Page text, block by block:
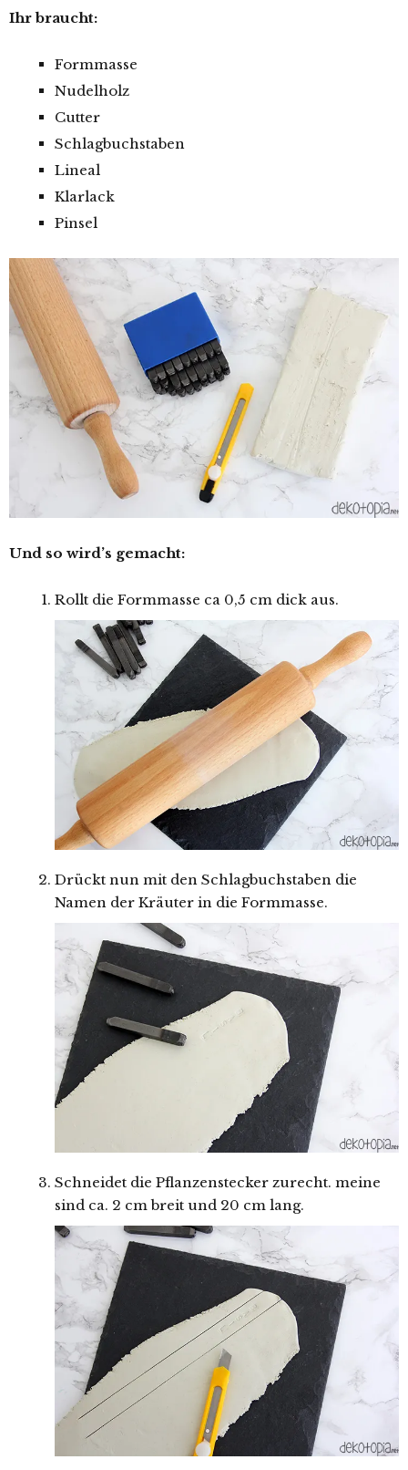
Ihr braucht:
Formmasse
Nudelholz
Cutter
Schlagbuchstaben
Lineal
Klarlack
Pinsel
Und so wird’s gemacht:
Rollt die Formmasse ca 0,5 cm dick aus.
Drückt nun mit den Schlagbuchstaben die
Namen der Kräuter in die Formmasse.
Schneidet die Pflanzenstecker zurecht. meine
sind ca. 2 cm breit und 20 cm lang.